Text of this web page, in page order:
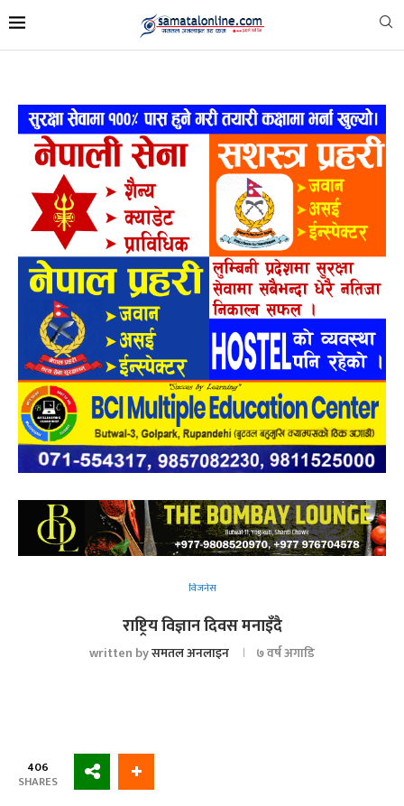
विजनेस
राष्ट्रिय विज्ञान दिवस मनाइँदै
written byसमतल अनलाइन ७ वर्ष अगाडि
406
SHARES